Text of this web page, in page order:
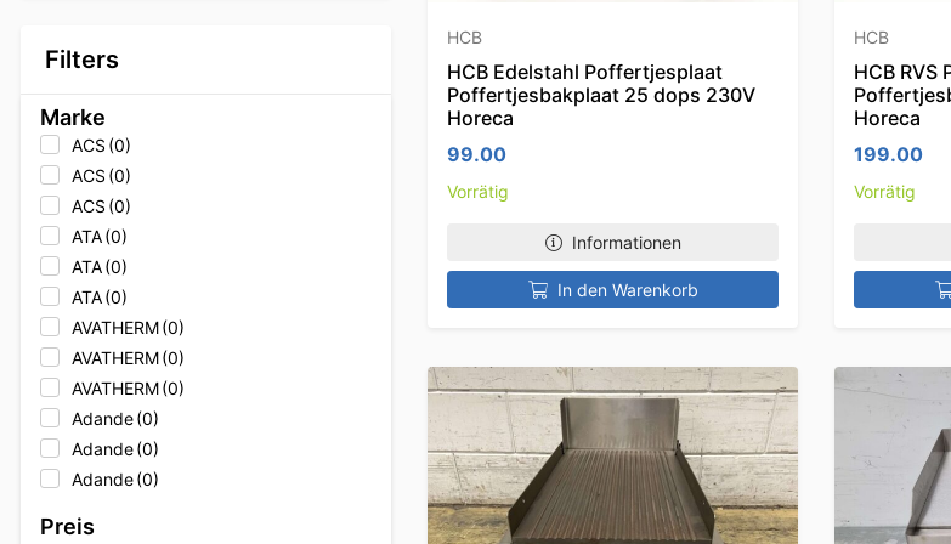
Filters
Marke
ACS (0)
ACS (0)
ACS (0)
ATA(0)
ATA(0)
ATA(0)
AVATHERM(0)
AVATHERM(0)
AVATHERM(0)
Adande(0)
Adande(0)
Adande(0)
Adler
Preis
HCB
HCB Edelstahl Poffertjesplaat
Poffertjesbakplaat 25 dops 230V
Horeca
99.00
Vorrätig
Informationen
In den Warenkorb
HCB
HCB
Horeca
199.00
Vorrätig